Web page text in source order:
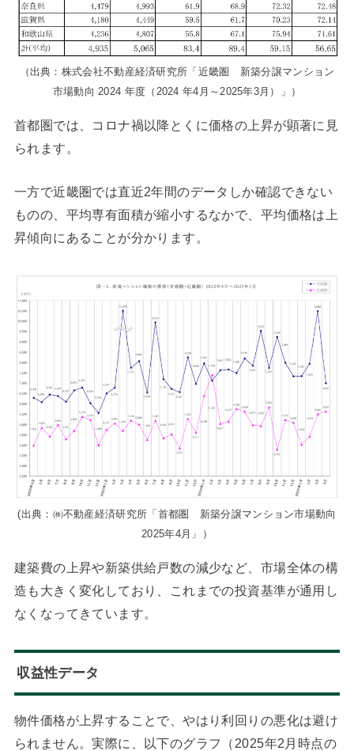
（出典：株式会社不動産経済研究所「近畿圏 新築分譲マンション
市場動向 2024 年度（2024 年4月～2025年3月）」）
首都圏では、コロナ禍以降とくに価格の上昇が顕著に見
られます。
一方で近畿圏では直近2年間のデータしか確認できない
ものの、平均専有面積が縮小するなかで、平均価格は上
昇傾向にあることが分かります。
(出典：㈱不動産経済研究所「首都圏 新築分譲マンション市場動向
2025年4月」）
建築費の上昇や新築供給戸数の減少など、市場全体の構
造も大きく変化しており、これまでの投資基準が通用し
なくなってきています。
収益性データ
物件価格が上昇することで、やはり利回りの悪化は避け
られません。実際に、以下のグラフ（2025年2月時点の